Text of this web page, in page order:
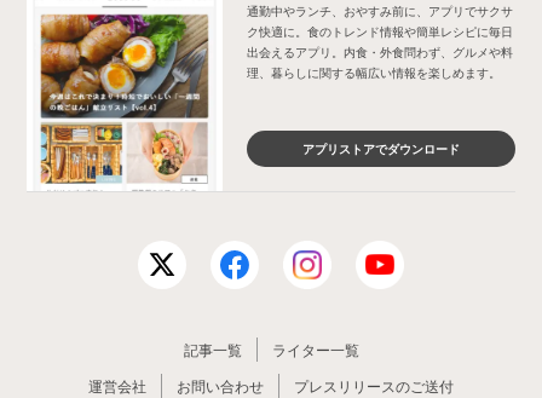
通勤中やランチ、おやすみ前に、アプリでサクサ
ク快適に。食のトレンド情報や簡単レシピに毎日
出会えるアプリ。内食・外食問わず、グルメや料
理、暮らしに関する幅広い情報を楽しめます。
アプリストアでダウンロード
記事一覧
ライター一覧
運営会社
お問い合わせ
プレスリリースのご送付